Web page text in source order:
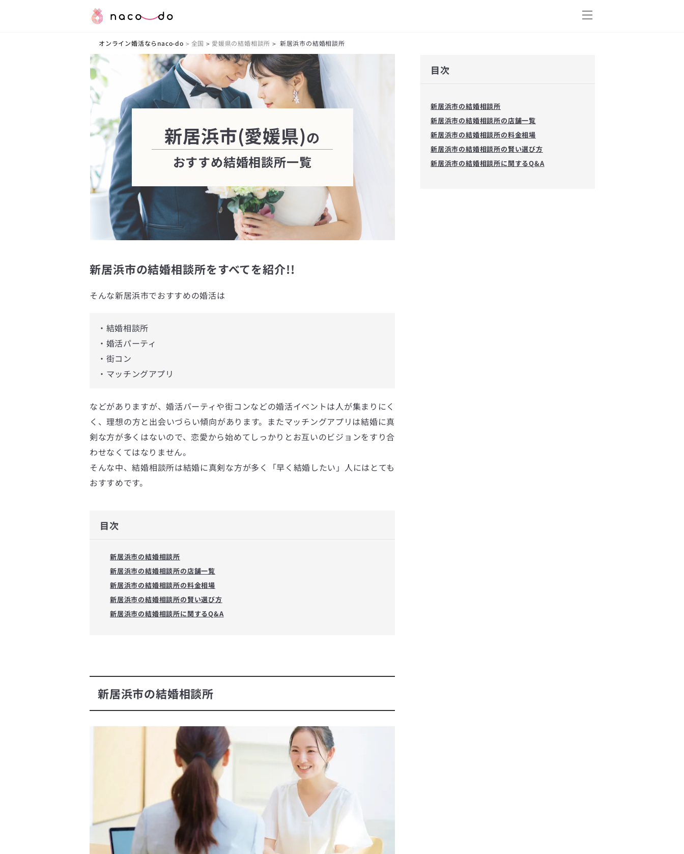
オンライン婚活ならnaco-do > 全国 > 愛媛県の結婚相談所 > 新居浜市の結婚相談所
新居浜市(愛媛県)の
おすすめ結婚相談所一覧
新居浜市の結婚相談所をすべてを紹介!!
そんな新居浜市でおすすめの婚活は
・結婚相談所
・婚活パーティ
・街コン
・マッチングアプリ
などがありますが、婚活パーティや街コンなどの婚活イベントは人が集まりにく
く、理想の方と出会いづらい傾向があります。またマッチングアプリは結婚に真
剣な方が多くはないので、恋愛から始めてしっかりとお互いのビジョンをすり合
わせなくてはなりません。
そんな中、結婚相談所は結婚に真剣な方が多く「早く結婚したい」人にはとても
おすすめです。
目次
新居浜市の結婚相談所
新居浜市の結婚相談所の店舗一覧
新居浜市の結婚相談所の料金相場
新居浜市の結婚相談所の賢い選び方
新居浜市の結婚相談所に関するQ&A
新居浜市の結婚相談所
目次
新居浜市の結婚相談所
新居浜市の結婚相談所の店舗一覧
新居浜市の結婚相談所の料金相場
新居浜市の結婚相談所の賢い選び方
新居浜市の結婚相談所に関するQ&A